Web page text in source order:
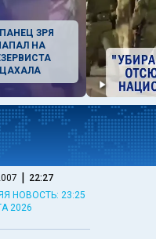
ЗРЯ
НА
ЦАХАЛА
| 22:27
НОВОСТЬ: 23:25
2026